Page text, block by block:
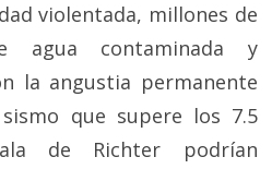
violentada, millones de
agua contaminada y
la angustia permanente
que supere los 7.5
de Richter podrían